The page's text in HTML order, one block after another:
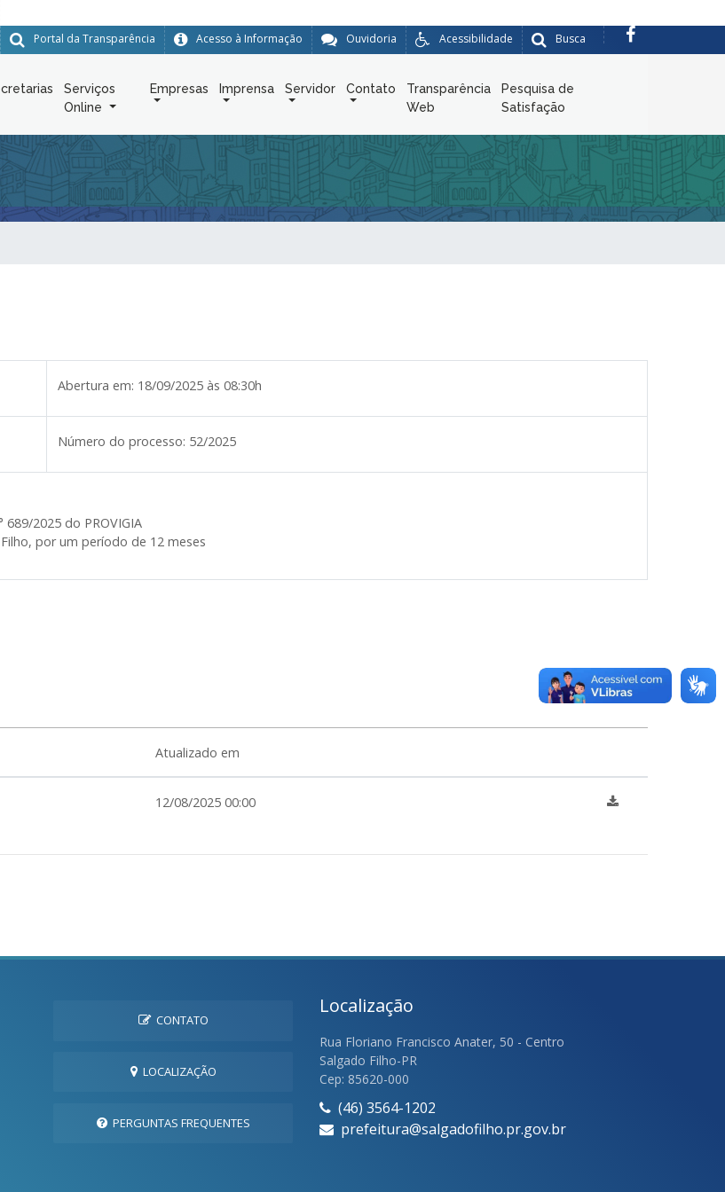
Busca
Acessibilidade
Ouvidoria
Acesso à Informação
Portal da Transparência
Serviços
Online
Empresas Imprensa Servidor Contato
Transparência
Web
Pesquisa de
Satisfação
Abertura em: 18/09/2025 às 08:30h
Número do processo: 52/2025
2025 do PROVIGIA
por um período de 12 meses
Atualizado em
12/08/2025 00:00
CONTATO
LOCALIZAÇÃO
PERGUNTAS FREQUENTES
Localização
Rua Floriano Francisco Anater, 50 - Centro
Salgado Filho-PR
Cep: 85620-000
(46) 3564-1202
prefeitura@salgadofilho.pr.gov.br